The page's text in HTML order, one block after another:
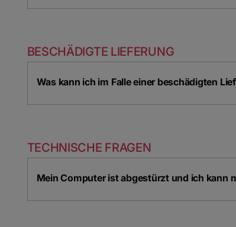
BESCHÄDIGTE LIEFERUNG
Was kann ich im Falle einer beschädigten
TECHNISCHE FRAGEN
Mein Computer ist abgestürzt und ich kann